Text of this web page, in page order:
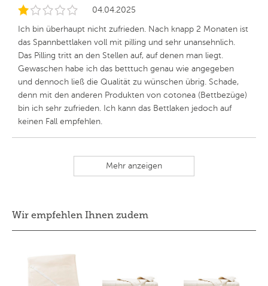
04.04.2025
Ich bin überhaupt nicht zufrieden. Nach knapp 2 Monaten ist
das Spannbettlaken voll mit pilling und sehr unansehnlich.
Das Pilling tritt an den Stellen auf, auf denen man liegt.
Gewaschen habe ich das betttuch genau wie angegeben
und dennoch ließ die Qualität zu wünschen übrig. Schade,
denn mit den anderen Produkten von cotonea (Bettbezüge)
bin ich sehr zufrieden. Ich kann das Bettlaken jedoch auf
keinen Fall empfehlen.
Mehr anzeigen
Wir empfehlen Ihnen zudem